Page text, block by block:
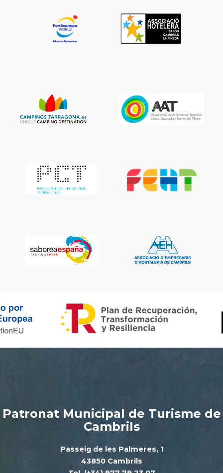
Patronat Municipal de Turisme de
Cambrils
Passeig de les Palmeres, 1
43850 Cambrils